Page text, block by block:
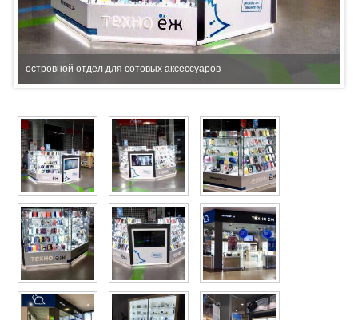
островной отдел для сотовых аксессуаров